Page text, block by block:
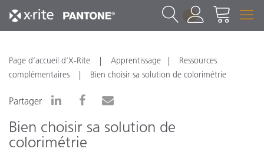
1
Page d’accueil d’X-Rite Apprentissage
Ressources
complémentaires
Bien choisir sa solution de colorimétrie
Partager
Bien choisir sa solution de
colorimétrie